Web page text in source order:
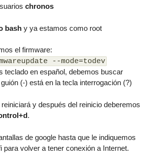
chronos
bash y ya estamos como root
el firmware:
--mode=todev
teclado en español, debemos buscar
(-) está en la tecla interrogación (?)
y después del reinicio deberemos
.
de google hasta que le indiquemos
para volver a tener conexión a Internet.